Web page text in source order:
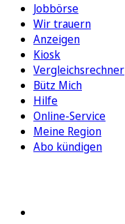
Jobbörse
Wir trauern
Anzeigen
Kiosk
Vergleichsrechner
Bütz Mich
Hilfe
Online-Service
Meine Region
Abo kündigen